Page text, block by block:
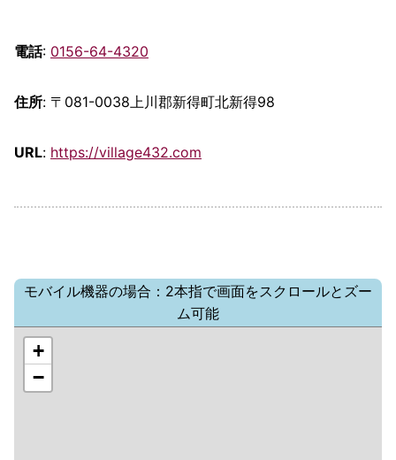
電話: 0156-64-4320
住所: 〒081-0038上川郡新得町北新得98
URL: https://village432.com
モバイル機器の場合：2本指で画面をスクロールとズー
ム可能
+
−